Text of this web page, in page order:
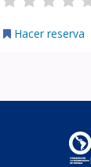
Hacer reserva